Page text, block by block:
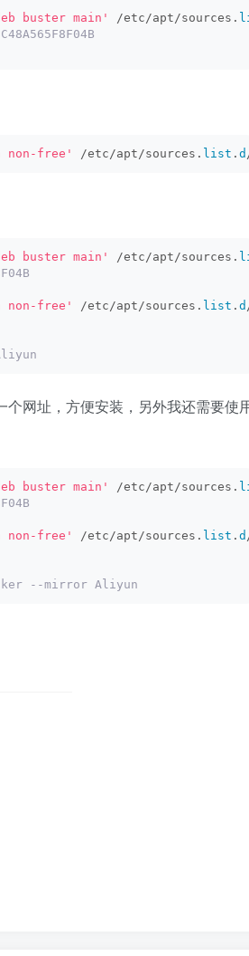
buster main' /etc/apt/sources.
non-free' /etc/apt/sources. list . d
buster main' /etc/apt/sources.
non-free' /etc/apt/sources. list . d
网址，方便安装，另外我还需要使
buster main' /etc/apt/sources.
non-free' /etc/apt/sources. list . d
--mirror Aliyun